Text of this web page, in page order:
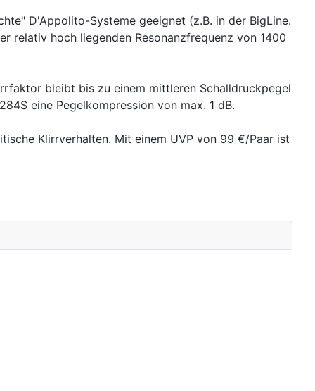
D'Appolito-Systeme geeignet (z.B. in der BigLine.
relativ hoch liegenden Resonanzfrequenz von 1400
bleibt bis zu einem mittleren Schalldruckpegel
eine Pegelkompression von max. 1 dB.
Klirrverhalten. Mit einem UVP von 99 €/Paar ist